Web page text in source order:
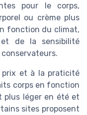
pour le corps,
ou crème plus
fonction du climat,
de la sensibilité
prix et à la praticité
corps en fonction
plus léger en été et
sites proposent